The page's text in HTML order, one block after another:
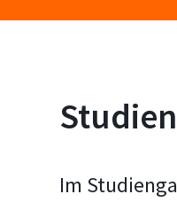
Im